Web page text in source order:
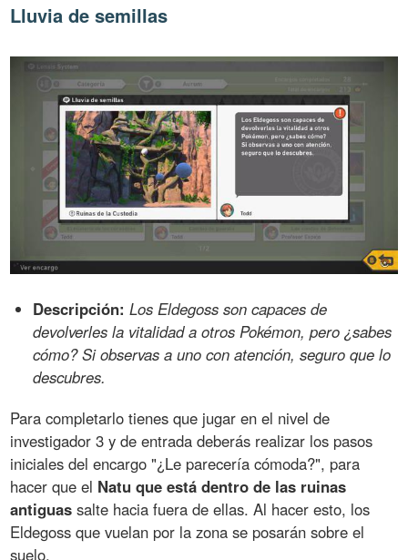
Lluvia de semillas
Descripción: Los Eldegoss son capaces de
devolverles la vitalidad a otros Pokémon, pero ¿sabes
cómo? Si observas a uno con atención, seguro que lo
descubres.
Para completarlo tienes que jugar en el nivel de
investigador 3 y de entrada deberás realizar los pasos
iniciales del encargo "¿Le parecería cómoda?", para
hacer que el Natu que está dentro de las ruinas
antiguas salte hacia fuera de ellas. Al hacer esto, los
Eldegoss que vuelan por la zona se posarán sobre el
suelo.